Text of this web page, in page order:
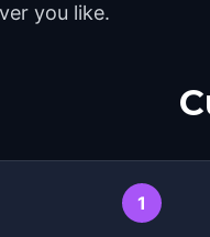
you like.
1